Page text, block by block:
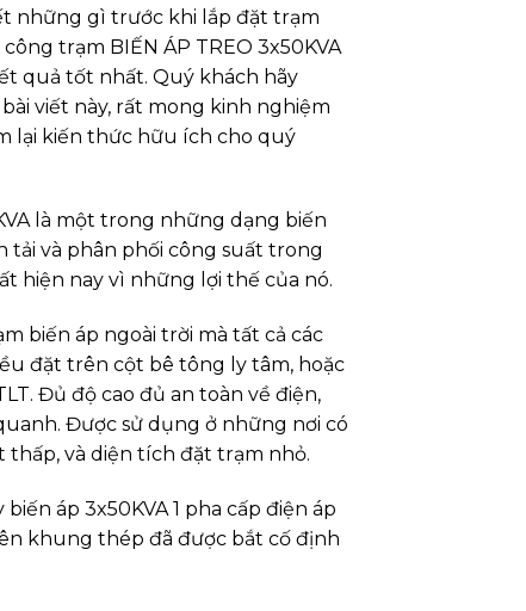
những gì trước khi lắp đặt trạm
trạm BIẾN ÁP TREO 3x50KVA
quả tốt nhất. Quý khách hãy
viết này, rất mong kinh nghiệm
lại kiến thức hữu ích cho quý
là một trong những dạng biến
tải và phân phối công suất trong
hiện nay vì những lợi thế của nó.
biến áp ngoài trời mà tất cả các
đặt trên cột bê tông ly tâm, hoặc
Đủ độ cao đủ an toàn về điện,
Được sử dụng ở những nơi có
và diện tích đặt trạm nhỏ.
áp 3x50KVA 1 pha cấp điện áp
khung thép đã được bắt cố định